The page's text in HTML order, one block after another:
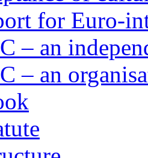
for Euro-
– an
– an